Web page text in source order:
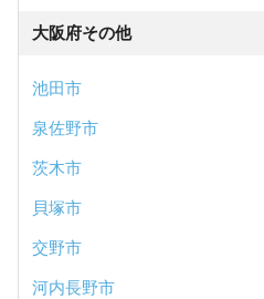
大阪府その他
池田市
泉佐野市
茨木市
貝塚市
交野市
河内長野市